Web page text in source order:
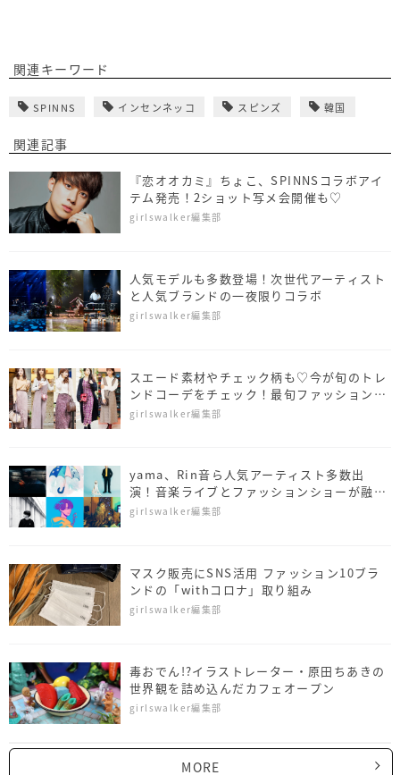
関連キーワード
SPINNS インセンネッコ スピンズ 韓国
関連記事
『恋オオカミ』ちょこ、SPINNSコラボアイ
テム発売！2ショット写メ会開催も♡
girlswalker編集部
人気モデルも多数登場！次世代アーティスト
と人気ブランドの一夜限りコラボ
girlswalker編集部
スエード素材やチェック柄も♡今が旬のトレ
ンドコーデをチェック！最旬ファッションス
ナップ5選【itSnap】
girlswalker編集部
yama、Rin音ら人気アーティスト多数出
演！音楽ライブとファッションショーが融合
した一夜限りのスペシャルステージ！
girlswalker編集部
マスク販売にSNS活用 ファッション10ブラ
ンドの「withコロナ」取り組み
girlswalker編集部
毒おでん!?イラストレーター・原田ちあきの
世界観を詰め込んだカフェオープン
girlswalker編集部
MORE